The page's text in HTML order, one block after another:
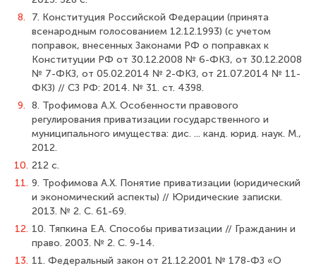
8.
7. Конституция Российской Федерации (принята
всенародным голосованием 12.12.1993) (с учетом
поправок, внесенных Законами РФ о поправках к
Консти­туции РФ от 30.12.2008 № 6-ФКЗ, от 30.12.2008
№ 7-ФКЗ, от 05.02.2014 № 2-ФКЗ, от 21.07.2014 № 11-
ФКЗ) // СЗ РФ: 2014. № 31. ст. 4398.
9. 8. Трофимова А.Х. Особенности правового
регулирования приватизации государственного и
муниципального имущества: дис. ... канд. юрид. наук. М.,
2012.
10. 212 с.
11. 9. Трофимова А.Х. Понятие приватизации (юридический
и экономический аспекты) // Юридические записки.
2013. № 2. С. 61-69.
12. 10. Тяпкина Е.А. Способы приватизации // Гражданин и
право. 2003. № 2. С. 9-14.
13. 11. Федеральный закон от 21.12.2001 № 178-ФЗ «О